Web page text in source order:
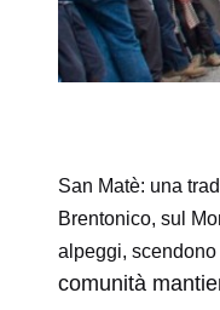
San Matè: una
Brentonico, sul
alpeggi, scendono
comunità